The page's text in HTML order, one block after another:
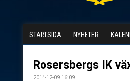
STARTSIDA NYHETER
Rosersbergs IK
2014-12-09 16:09